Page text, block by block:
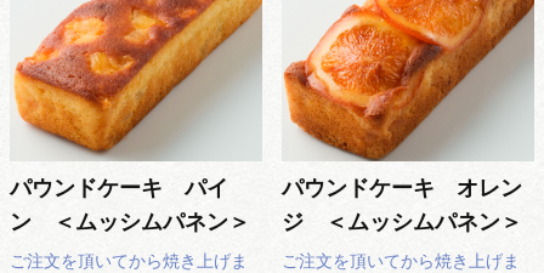
パウンドケーキ パイ
ン ＜ムッシムパネン＞
ご注文を頂いてから焼き上げま
パウンドケーキ オレン
ジ ＜ムッシムパネン＞
ご注文を頂いてから焼き上げま